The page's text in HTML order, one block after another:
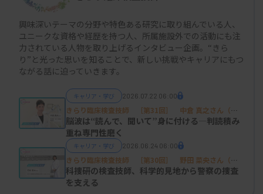
休みにある施設に研修に行ったところ、偶然、その
病院に子どもの頃お世話になった医師がおられまし
た。たぶん覚えておられないだろうと思ったのです
が、会わせてもらったところ、「見手倉くん、ああ
覚えているよ。君のことでどれくらい学会発表した
か分からないよ」と言って再会を喜んでくれまし
診療放射線技師になっていたら寄生虫にも出合わな
かったし、そういうこともあって、自分では臨床検
査技師に導かれたのかなと思っています。
興味深いテーマの分野や特色ある研究に取り組んでいる人、
ユニークな資格や経歴を持つ人、所属施設外での活動にも注
力されている人物を取り上げるインタビュー企画。“きら
り”と光った思いを知ることで、新しい挑戦やキャリアにもつ
ながる話に迫っていきます。
キャリア・学び 2026.07.22 06:00
きらり臨床検査技師 ［第31回］ 中倉 真之さん（京
都第一赤十字病院検査部）
脳波は“読んで、聞いて”身に付ける―判読積み
重ね専門性磨く
キャリア・学び 2026.06.24 06:00
きらり臨床検査技師 ［第30回］ 野田 菜央さん（神
奈川県警察科学捜査研究所法医科 主任研究員）
科捜研の検査技師、科学的見地から警察の捜査
を支える